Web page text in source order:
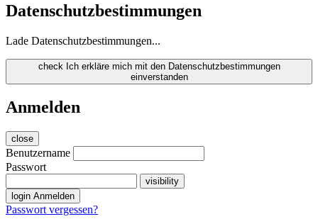
Datenschutzbestimmungen
Lade Datenschutzbestimmungen...
check Ich erkläre mich mit den Datenschutzbestimmungen
einverstanden
Anmelden
close
Benutzername
Passwort
visibility
login Anmelden
Passwort vergessen?